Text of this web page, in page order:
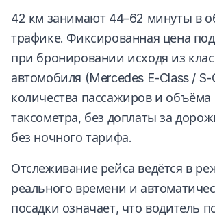
42 км занимают 44–62 минуты в
трафике. Фиксированная цена
при бронировании исходя из
автомобиля (Mercedes E-Class / S-
количества пассажиров и
таксометра, без доплаты за
без ночного тарифа.
Отслеживание рейса ведётся в
реального времени и
посадки означает, что водитель